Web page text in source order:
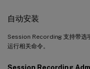
}
自动安装
Session Recording 支持带选
运行相关命令。
Session Recording